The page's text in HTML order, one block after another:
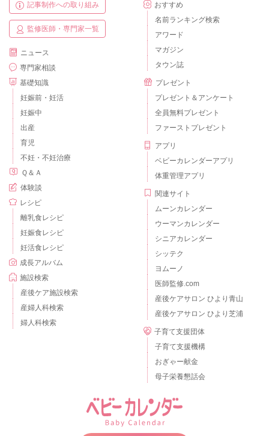
記事制作への取り組み
監修医師・専門家一覧
ニュース
専門家相談
基礎知識
妊娠前・妊活
妊娠中
出産
育児
不妊・不妊治療
Ｑ＆Ａ
体験談
レシピ
離乳食レシピ
妊娠食レシピ
妊活食レシピ
成長アルバム
施設検索
産後ケア施設検索
産婦人科検索
婦人科検索
おすすめ
名前ランキング検索
アワード
マガジン
タウン誌
プレゼント
プレゼント＆アンケート
全員無料プレゼント
ファーストプレゼント
アプリ
ベビーカレンダーアプリ
体重管理アプリ
関連サイト
ムーンカレンダー
ウーマンカレンダー
シニアカレンダー
シッテク
ヨムーノ
医師監修.com
産後ケアサロン ひより青山
産後ケアサロン ひより芝浦
子育て支援団体
子育て支援機構
おぎゃー献金
母子栄養懇話会